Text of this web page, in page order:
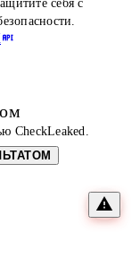
себя с
CheckLeaked.